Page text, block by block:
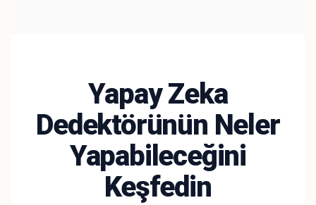
Yapay Zeka
Dedektörünün Neler
Yapabileceğini
Keşfedin